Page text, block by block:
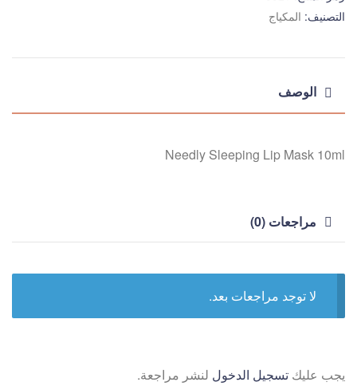
التصنيف: المكياج
الوصف
Needly Sleeping Lip Mask 10ml
مراجعات (0)
لا توجد مراجعات بعد.
يجب عليك تسجيل الدخول لنشر مراجعة.